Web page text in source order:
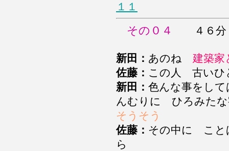
１１
その０４ ４６分
新田： あのね 建築家
佐藤： この人 古い
新田： 色んな事をし
んむりに ひろみた
そうそう
佐藤： その中に こと
ら